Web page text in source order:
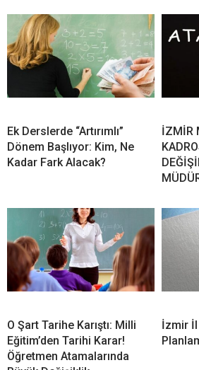
Ek Derslerde “Artırımlı”
Dönem Başlıyor: Kim, Ne
Kadar Fark Alacak?
İZMİR
O Şart Tarihe Karıştı: Milli
Eğitim’den Tarihi Karar!
Öğretmen Atamalarında
İzmir İl